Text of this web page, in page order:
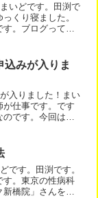
いどです。田渕で
くり寝ました。
。ブログってブ
込みが入りま
入りました！まい
が仕事です。です
です。今回は、
です。田渕です。
す。東京の性病科
新橋院」さんを事